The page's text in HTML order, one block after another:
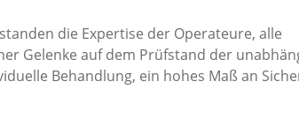
die Expertise der Operateure, alle
Gelenke auf dem Prüfstand der
Behandlung, ein hohes Maß an